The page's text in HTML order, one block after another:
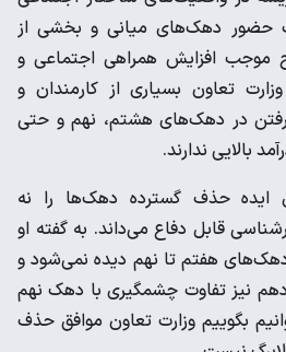
حضور دهک‌های میانی و بخشی از
موجب افزایش همراهی اجتماعی و
تعاون بسیاری از کارمندان و
در دهک‌های هشتم، نهم و حتی
بالایی ندارند.
ایده حذف گسترده دهک‌ها را نه
قابل دفاع می‌داند. به گفته او
هفتم تا نهم دیده نمی‌شود و
نیز تفاوت چشمگیری با دهک نهم
بگوییم وزارت تعاون موافق حذف